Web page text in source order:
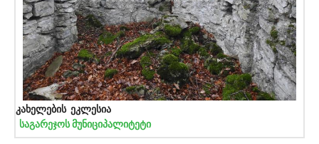
კახელების ეკლესია
საგარეჯოს მუნიციპალიტეტი